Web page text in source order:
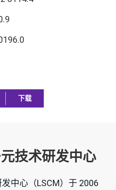
下载
技术研发中心
中心（LSCM）于 2006